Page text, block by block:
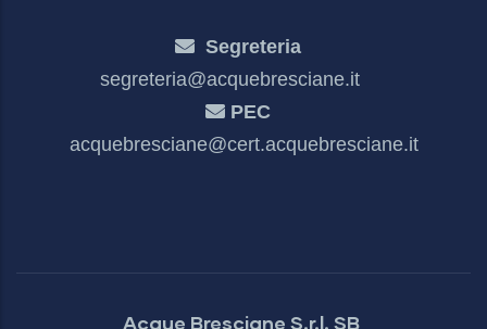
Segreteria
segreteria@acquebresciane.it
PEC
acquebresciane@cert.acquebresciane.it
Acque Bresciane S.r.l. SB